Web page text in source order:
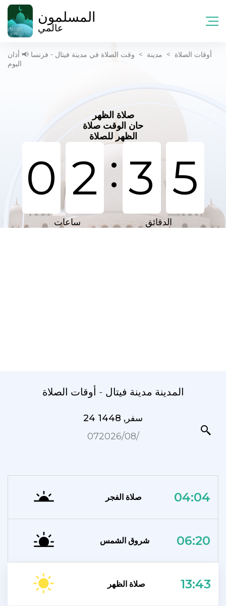
المسلمون
عالمي
أوقات الصلاة > مدينة > وقت الصلاة في مدينة فيتال - فرنسا 📢 أذان
اليوم
صلاة الظهر
حان الوقت صلاة
الظهر للصلاة
0 2 : 3 5
ساعات الدقائق
المدينة مدينة فيتال - أوقات الصلاة
24 سفر, 1448
07‏/08‏/2026
صلاة الفجر 04:04
شروق الشمس 06:20
صلاة الظهر 13:43